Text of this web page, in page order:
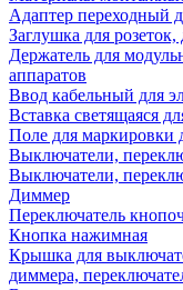
Адаптер переходный
Заглушка для
Держатель для
аппаратов
Ввод кабельный для
Вставка светящаяся
Поле для маркировки
Выключатели,
Выключатели,
Диммер
Переключатель
Кнопка нажимная
Крышка для
диммера,